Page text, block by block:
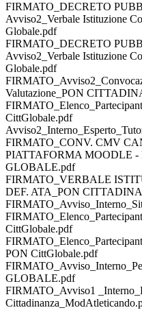
FIRMATO_DECRETO
Avviso2_Verbale Istituzione
Globale.pdf
FIRMATO_DECRETO
Avviso2_Verbale Istituzione
Globale.pdf
Valutazione_PON
CittGlobale.pdf
FIRMATO_CONV. CMV
PIATTAFORMA MOODLE
GLOBALE.pdf
FIRMATO_VERBALE
DEF. ATA_PON
CittGlobale.pdf
PON CittGlobale.pdf
GLOBALE.pdf
FIRMATO_Avviso1